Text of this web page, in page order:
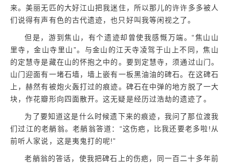
来。美丽无匹的大好江山把我迷住，所以那儿的许许多多被人
们说得有声有色的古代遗迹，也只好叫我等闲视之了。
但是，游到焦山，有个遗迹却曾使我感慨万端。“焦山山
里寺，金山寺里山”。与金山的江天寺凌驾于山上不同，焦山
的定慧寺是藏在山的怀抱之中的。要到定慧寺，须通过山门。
山门迎面有一堵石墙，墙上嵌有一板黑油油的碑石。在这碑石
上，赫然有被炮火轰打过的痕迹。碑石在中弹的地方脱了一大
块，作花瓣形向四面散开。这无疑是经历过浩劫的遗迹了。
为了要知道这是什么时候遗下来的痕迹，我问了那位渡我
们过江的老艄翁。老艄翁答道：“这伤疤，比我还要老多啦!从
前听人家说，这是夷鬼打的呢!”
老艄翁的答话，使我把碑石上的伤疤，同一百二十多年前